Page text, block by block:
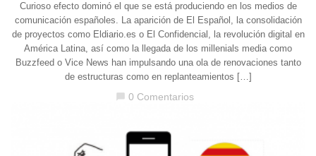
Curioso efecto dominó el que se está produciendo en los medios de
comunicación españoles. La aparición de El Español, la consolidación
de proyectos como Eldiario.es o El Confidencial, la revolución digital en
América Latina, así como la llegada de los millenials media como
Buzzfeed o Vice News han impulsando una ola de renovaciones tanto
de estructuras como en replanteamientos […]
chat_bubble 0 Comentarios